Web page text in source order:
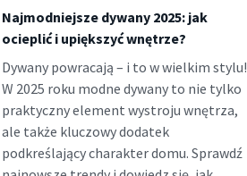
Najmodniejsze dywany 2025: jak
ocieplić i upiększyć wnętrze?
Dywany powracają – i to w wielkim stylu!
W 2025 roku modne dywany to nie tylko
praktyczny element wystroju wnętrza,
ale także kluczowy dodatek
podkreślający charakter domu. Sprawdź